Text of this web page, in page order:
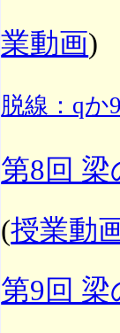
業動画)
脱線：qか
第8回
(授業動
第9回